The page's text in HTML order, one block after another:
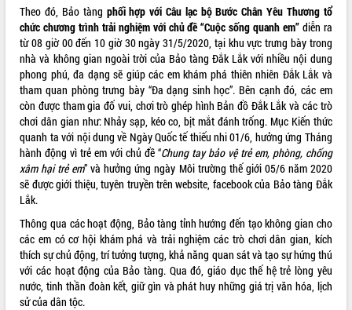
Không có file video nào để phát.
ALBUM ẢNH
Theo đó, Bảo tàng phối hợp với Câu lạc bộ Bước Chân Yêu Thương tổ
chức chương trình trải nghiệm với chủ đề “Cuộc sống quanh em”diễn ra
từ 08 giờ 00 đến 10 giờ 30 ngày 31/5/2020, tại khu vực trưng bày trong
nhà và không gian ngoài trời của Bảo tàng Đắk Lắk với nhiều nội dung
phong phú, đa dạng sẽ giúp các em khám phá thiên nhiên Đắk Lắk và
tham quan phòng trưng bày “Đa dạng sinh học”. Bên cạnh đó, các em
còn được tham gia đố vui, chơi trò ghép hình Bản đồ Đắk Lắk và các trò
chơi dân gian như: Nhảy sạp, kéo co, bịt mắt đánh trống. Mục Kiến thức
quanh ta với nội dung về Ngày Quốc tế thiếu nhi 01/6, hưởng ứng Tháng
hành động vì trẻ em với chủ đề “Chung tay bảo vệ trẻ em, phòng, chống
xâm hại trẻ em” và hưởng ứng ngày Môi trường thế giới 05/6 năm 2020
sẽ được giới thiệu, tuyên truyền trên website, facebook của Bảo tàng Đắk
Lắk.
Thông qua các hoạt động, Bảo tàng tỉnh hướng đến tạo không gian cho
các em có cơ hội khám phá và trải nghiệm các trò chơi dân gian, kích
thích sự chủ động, trí tưởng tượng, khả năng quan sát và tạo sự hứng thú
với các hoạt động của Bảo tàng. Qua đó, giáo dục thế hệ trẻ lòng yêu
nước, tinh thần đoàn kết, giữ gìn và phát huy những giá trị văn hóa, lịch
sử của dân tộc.